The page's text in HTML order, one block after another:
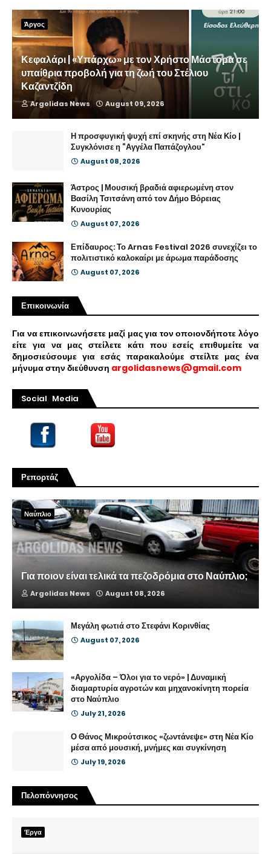
Άργος
Κεφαλάρι | «Υπάρχω» με τον Χρήστο Μάστορα σε
υπαίθρια προβολή για τη ζωή του Στέλιου
Καζαντζίδη
Argolidas News August 09, 2026
Η προσφυγική ψυχή επί σκηνής στη Νέα Κίο |
Συγκλόνισε η “Αγγέλα Παπάζογλου”
August 08, 2026
Άστρος | Μουσική βραδιά αφιερωμένη στον
Βασίλη Τσιτσάνη από τον Δήμο Βόρειας
Κυνουρίας
August 07, 2026
Επίδαυρος: Το Arnas Festival 2026 συνεχίζει το
πολιτιστικό καλοκαίρι με άρωμα παράδοσης
August 07, 2026
Επικοινωνία
Για να επικοινωνήσετε μαζί μας για τον οποιονδήποτε λόγο
είτε για να μας στείλετε κάτι που εσείς επιθυμείτε να
δημοσιεύσουμε για εσάς παρακαλούμε στείλτε μας ένα
μήνυμα στην διεύθυνση argolidasnews@gmail.com
Social Media
Ρεπορτάζ
Ναύπλιο
Για ποιον είναι τελικά τα πεζοδρόμια στο Ναύπλιο;
Argolidas News August 08, 2026
Μεγάλη φωτιά στο Στεφάνι Κορινθίας
August 07, 2026
«Αργολίδα – Όλοι για το νερό» | Δυναμική
διαμαρτυρία αγροτών και μηχανοκίνητη πορεία
στο Ναύπλιο
July 21, 2026
Ο Θάνος Μικρούτσικος «ζωντάνεψε» στη Νέα Κίο
μέσα από μουσική, μνήμες και συγκίνηση
July 19, 2026
Πελοπόννησος
Έργα